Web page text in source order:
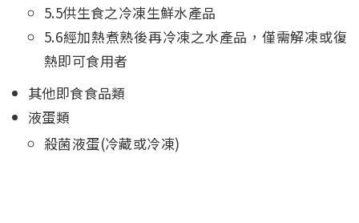
5.5供生食之冷凍生鮮水產品
5.6經加熱煮熟後再冷凍之水產品，僅需解凍或復
熱即可食用者
其他即食食品類
液蛋類
殺菌液蛋(冷藏或冷凍)